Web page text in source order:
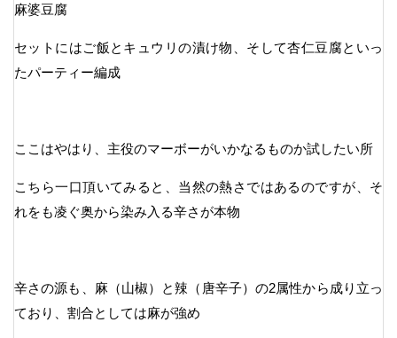
麻婆豆腐
セットにはご飯とキュウリの漬け物、そして杏仁豆腐といっ
たパーティー編成
ここはやはり、主役のマーボーがいかなるものか試したい所
こちら一口頂いてみると、当然の熱さではあるのですが、そ
れをも凌ぐ奥から染み入る辛さが本物
辛さの源も、麻（山椒）と辣（唐辛子）の2属性から成り立っ
ており、割合としては麻が強め